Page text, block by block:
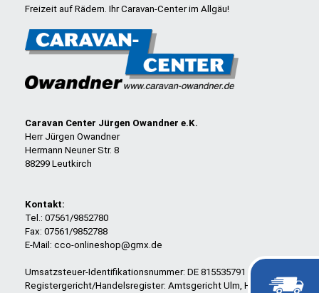
Freizeit auf Rädern. Ihr Caravan-Center im Allgäu!
Caravan Center Jürgen Owandner e.K.
Herr Jürgen Owandner
Hermann Neuner Str. 8
88299 Leutkirch
Kontakt:
Tel.: 07561/9852780
Fax: 07561/9852788
E-Mail: cco-onlineshop@gmx.de
Umsatzsteuer-Identifikationsnummer: DE 815535791
Registergericht/Handelsregister: Amtsgericht Ulm, HRA